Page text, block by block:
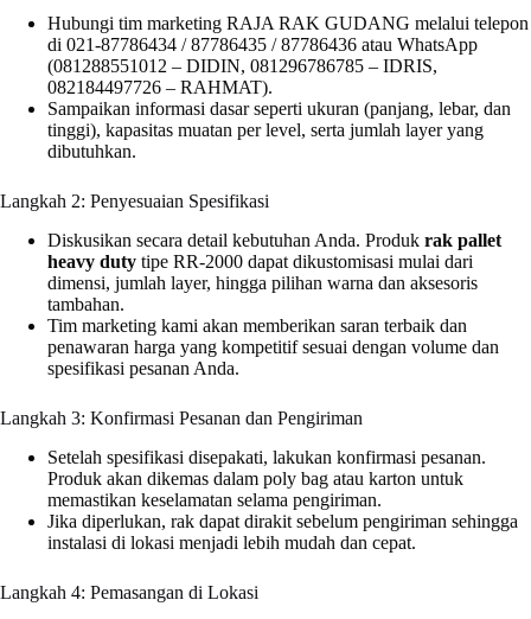
Hubungi tim marketing RAJA RAK GUDANG melalui telepon
di 021-87786434 / 87786435 / 87786436 atau WhatsApp
(081288551012 – DIDIN, 081296786785 – IDRIS,
082184497726 – RAHMAT).
Sampaikan informasi dasar seperti ukuran (panjang, lebar, dan
tinggi), kapasitas muatan per level, serta jumlah layer yang
dibutuhkan.
Langkah 2: Penyesuaian Spesifikasi
Diskusikan secara detail kebutuhan Anda. Produk rak pallet
heavy duty tipe RR-2000 dapat dikustomisasi mulai dari
dimensi, jumlah layer, hingga pilihan warna dan aksesoris
tambahan.
Tim marketing kami akan memberikan saran terbaik dan
penawaran harga yang kompetitif sesuai dengan volume dan
spesifikasi pesanan Anda.
Langkah 3: Konfirmasi Pesanan dan Pengiriman
Setelah spesifikasi disepakati, lakukan konfirmasi pesanan.
Produk akan dikemas dalam poly bag atau karton untuk
memastikan keselamatan selama pengiriman.
Jika diperlukan, rak dapat dirakit sebelum pengiriman sehingga
instalasi di lokasi menjadi lebih mudah dan cepat.
Langkah 4: Pemasangan di Lokasi